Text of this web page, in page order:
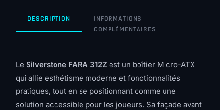
DESCRIPTION
INFORMATIONS
COMPLÉMENTAIRES
Le Silverstone FARA 312Z est un boîtier Micro-ATX
qui allie esthétisme moderne et fonctionnalités
pratiques, tout en se positionnant comme une
solution accessible pour les joueurs. Sa façade avant